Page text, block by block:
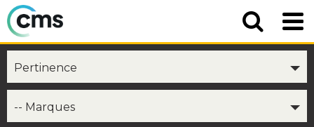
Pertinence
-- Marques